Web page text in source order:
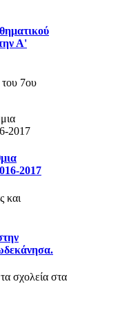
Α'
του 7ου
2017
και
σχολεία στα